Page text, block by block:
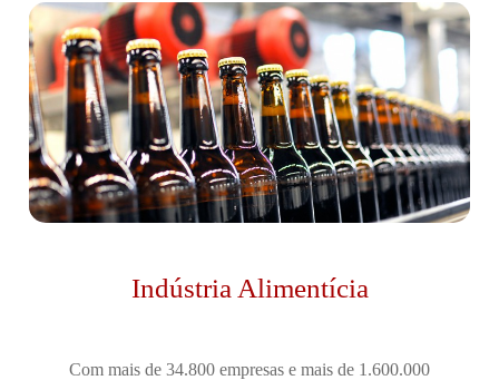
Indústria Alimentícia
Com mais de 34.800 empresas e mais de 1.600.000